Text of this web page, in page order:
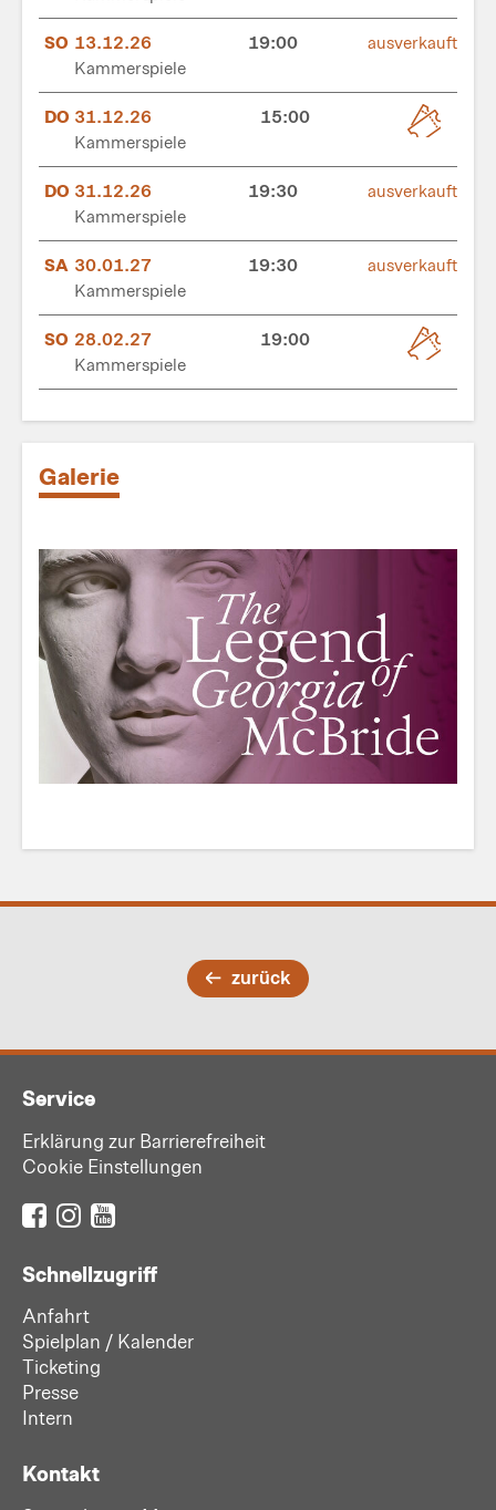
SO 13.12.26
19:00
Kammerspiele
ausverkauft
DO 31.12.26
15:00
Kammerspiele
DO 31.12.26
19:30
Kammerspiele
ausverkauft
SA 30.01.27
19:30
Kammerspiele
ausverkauft
SO 28.02.27
19:00
Kammerspiele
Galerie
zurück
Service
Erklärung zur Barrierefreiheit
Cookie Einstellungen
Schnellzugriff
Anfahrt
Spielplan / Kalender
Ticketing
Presse
Intern
Kontakt